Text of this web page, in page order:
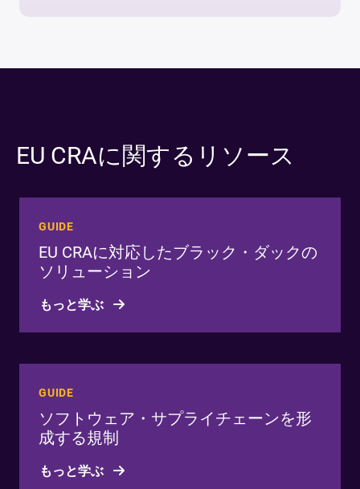
EU CRAに関するリソース
GUIDE
EU CRAに対応したブラック・ダックの
ソリューション
もっと学ぶ
GUIDE
ソフトウェア・サプライチェーンを形
成する規制
もっと学ぶ